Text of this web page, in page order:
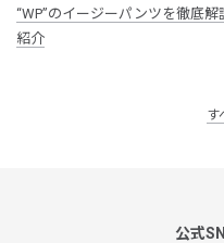
“WP”のイージーパンツを徹底
紹介
す
公式